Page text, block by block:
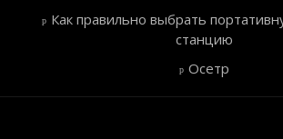
Как правильно выбрать
станцию
Осетр